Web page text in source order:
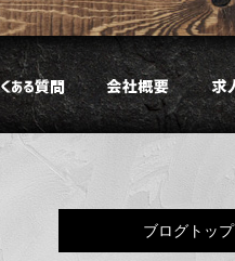
ブログトップ